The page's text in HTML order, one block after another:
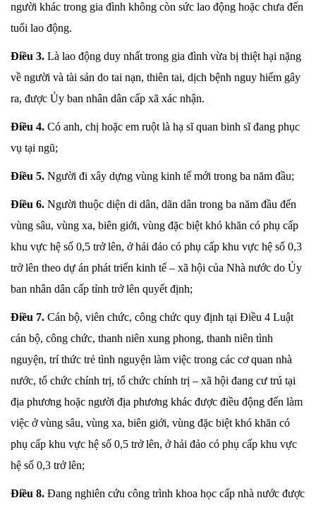
người khác trong gia đình không còn sức lao động hoặc chưa đến
tuổi lao động.
Điều 3. Là lao động duy nhất trong gia đình vừa bị thiệt hại nặng
về người và tài sản do tai nạn, thiên tai, dịch bệnh nguy hiểm gây
ra, được Ủy ban nhân dân cấp xã xác nhận.
Điều 4. Có anh, chị hoặc em ruột là hạ sĩ quan binh sĩ đang phục
vụ tại ngũ;
Điều 5. Người đi xây dựng vùng kinh tế mới trong ba năm đầu;
Điều 6. Người thuộc diện di dân, dãn dân trong ba năm đầu đến
vùng sâu, vùng xa, biên giới, vùng đặc biệt khó khăn có phụ cấp
khu vực hệ số 0,5 trở lên, ở hải đảo có phụ cấp khu vực hệ số 0,3
trở lên theo dự án phát triển kinh tế – xã hội của Nhà nước do Ủy
ban nhân dân cấp tỉnh trở lên quyết định;
Điều 7. Cán bộ, viên chức, công chức quy định tại Điều 4 Luật
cán bộ, công chức, thanh niên xung phong, thanh niên tình
nguyện, trí thức trẻ tình nguyện làm việc trong các cơ quan nhà
nước, tổ chức chính trị, tổ chức chính trị – xã hội đang cư trú tại
địa phương hoặc người địa phương khác được điều động đến làm
việc ở vùng sâu, vùng xa, biên giới, vùng đặc biệt khó khăn có
phụ cấp khu vực hệ số 0,5 trở lên, ở hải đảo có phụ cấp khu vực
hệ số 0,3 trở lên;
Điều 8. Đang nghiên cứu công trình khoa học cấp nhà nước được